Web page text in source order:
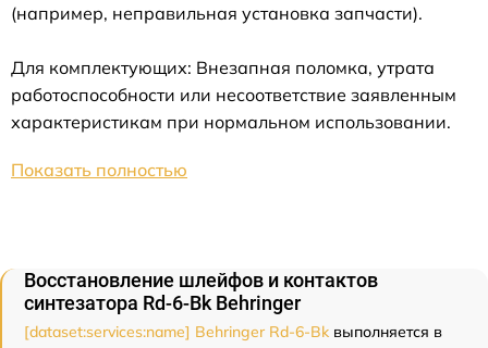
(например, неправильная установка запчасти).
Для комплектующих: Внезапная поломка, утрата
работоспособности или несоответствие заявленным
характеристикам при нормальном использовании.
Показать полностью
Восстановление шлейфов и контактов
синтезатора Rd-6-Bk Behringer
[dataset:services:name] Behringer Rd-6-Bk выполняется в